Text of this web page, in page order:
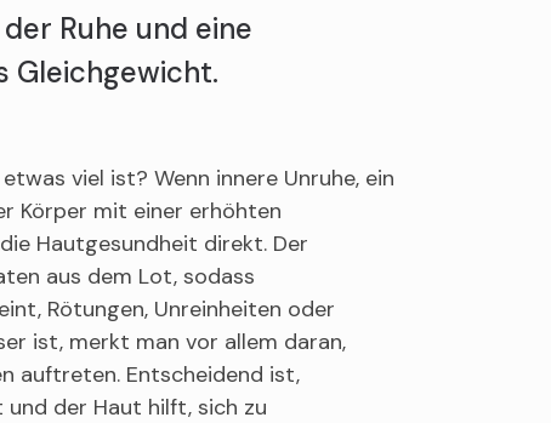
Ruhe und eine
Gleichgewicht.
viel ist? Wenn innere Unruhe, ein
Körper mit einer erhöhten
Hautgesundheit direkt. Der
aus dem Lot, sodass
Rötungen, Unreinheiten oder
ist, merkt man vor allem daran,
auftreten. Entscheidend ist,
der Haut hilft, sich zu